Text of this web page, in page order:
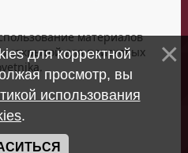
материалов
открытой для поисковых
для корректной
просмотр, вы
использования
.